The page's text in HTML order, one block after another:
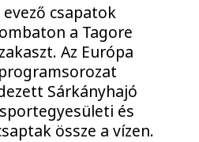
csapatok
a Tagore
Az Európa
Sárkányhajó
és
össze a vízen.